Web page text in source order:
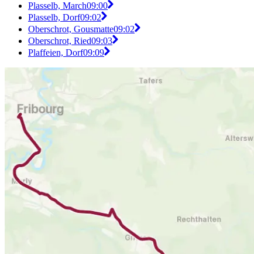
Plasselb, March09:00
Plasselb, Dorf09:02
Oberschrot, Gousmatte09:02
Oberschrot, Ried09:03
Plaffeien, Dorf09:09